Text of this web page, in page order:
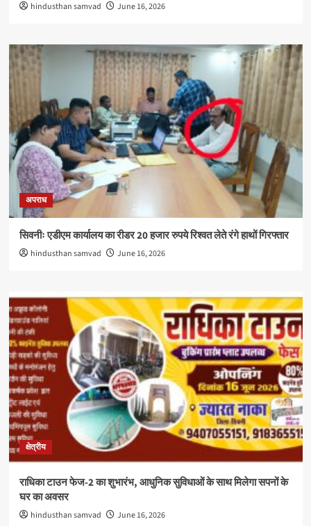
hindusthan samvad June 16, 2026
अपराध
सिवनीः एडीएम कार्यालय का रीडर 20 हजार रुपये रिश्वत लेते रंगे हाथों गिरफ्तार
hindusthan samvad June 16, 2026
क्षेत्रीय
राधिका टाउन फेज-2 का शुभारंभ, आधुनिक सुविधाओं के साथ मिलेगा सपनों के
घर का अवसर
hindusthan samvad June 16, 2026